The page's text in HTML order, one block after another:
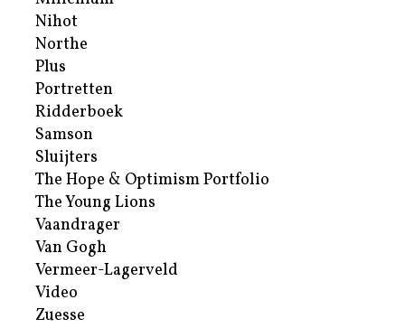
Nihot
Northe
Plus
Portretten
Ridderboek
Samson
Sluijters
The Hope & Optimism Portfolio
The Young Lions
Vaandrager
Van Gogh
Vermeer-Lagerveld
Video
Zuesse